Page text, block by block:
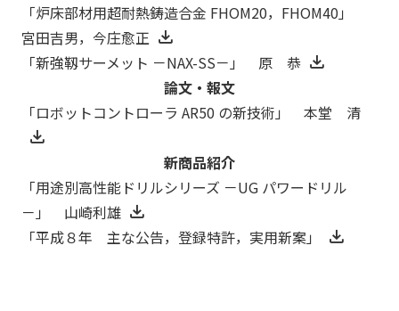
「炉床部材用超耐熱鋳造合金 FHOM20，FHOM40」
宮田吉男，今庄愈正
「新強靱サーメット －NAX-SS－」 原 恭
論文・報文
「ロボットコントローラ AR50 の新技術」 本堂 清
新商品紹介
「用途別高性能ドリルシリーズ －UG パワードリル
－」 山崎利雄
「平成８年 主な公告，登録特許，実用新案」